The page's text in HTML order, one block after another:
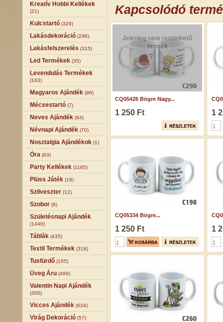
Kreatív Hobbi Kellékek
(21)
Kulcstartó (329)
Lakásdekoráció (296)
Lakásfelszerelés (315)
Led Termékek (35)
Levendulás Termékek
(163)
Magyaros Ajándék (96)
Mécsestartó (7)
Neves Ajándék (64)
Névnapi Ajándék (70)
Nosztalgia Ajándékok (1)
Óra (63)
Party Kellékek (1185)
Plüss Játék (18)
Szilveszter (12)
Szobor (8)
Születésnapi Ajándék
(1440)
Táblák (435)
Textil Termékek (318)
Tusfürdő (155)
Üveg Áru (489)
Valentin Napi Ajándék
(300)
Vicces Ajándék (634)
Virág Dekoráció (57)
Kapcsolódó
Jelenleg nem rendelhető
termék
CQ05426 Bögre Nagy...
1 250 Ft 1
CQ05334 Bögre...
1 250 Ft 1